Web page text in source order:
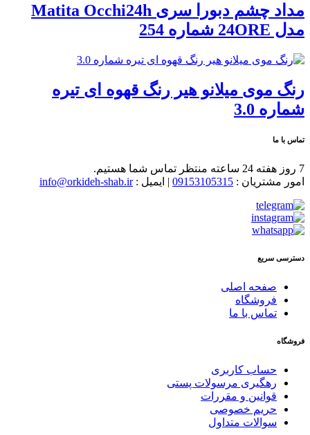
مداد چشم دبورا سری Matita Occhi24h
مدل 24ORE شماره 254
رنگ موی میلانو هیر رنگ قهوه ای تیره
شماره 3.0
تماس با ما
7 روز هفته 24 ساعته منتظر تماس شما هستیم.
امور مشتریان : 09153105315 | ایمیل :info@orkideh-shab.ir
دسترسی سریع
صفحه اصلی
فروشگاه
تماس با ما
فروشگاه
حساب کاربری
رهگیری مرسولات پستی
قوانین و مقررات
حریم خصوصی
سوالات متداول